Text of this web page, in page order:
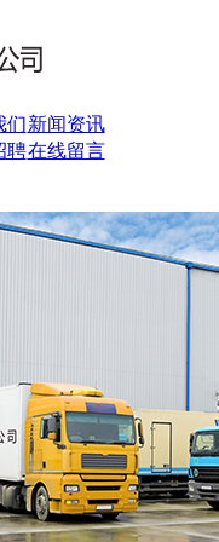
们新闻资讯
聘在线留言